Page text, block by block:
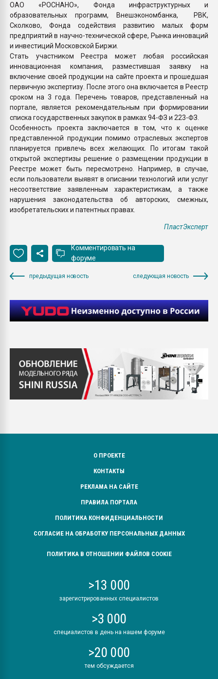
ОАО «РОСНАНО», Фонда инфраструктурных и
образовательных программ, Внешэкономбанка, РВК,
Сколково, Фонда содействия развитию малых форм
предприятий в научно-технической сфере, Рынка инноваций
и инвестиций Московской Биржи.
Стать участником Реестра может любая российская
инновационная компания, разместившая заявку на
включение своей продукции на сайте проекта и прошедшая
первичную экспертизу. После этого она включается в Реестр
сроком на 3 года. Перечень товаров, представленный на
портале, является рекомендательным при формировании
списка государственных закупок в рамках 94-ФЗ и 223-ФЗ.
Особенность проекта заключается в том, что к оценке
представленной продукции помимо отраслевых экспертов
планируется привлечь всех желающих. По итогам такой
открытой экспертизы решение о размещении продукции в
Реестре может быть пересмотрено. Например, в случае,
если пользователи выявят в описании технологий или услуг
несоответствие заявленным характеристикам, а также
нарушения законодательства об авторских, смежных,
изобретательских и патентных правах.
ПластЭксперт
Комментировать на
форуме
предыдущая новость следующая новость
О ПРОЕКТЕ
КОНТАКТЫ
РЕКЛАМА НА САЙТЕ
ПРАВИЛА ПОРТАЛА
ПОЛИТИКА КОНФИДЕНЦИАЛЬНОСТИ
СОГЛАСИЕ НА ОБРАБОТКУ ПЕРСОНАЛЬНЫХ ДАННЫХ
ПОЛИТИКА В ОТНОШЕНИИ ФАЙЛОВ COOKIE
>13 000
зарегистрированных специалистов
>3 000
специалистов в день на нашем форуме
>20 000
тем обсуждается